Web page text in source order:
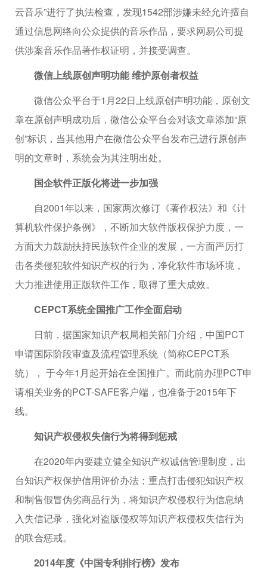
云音乐”进行了执法检查，发现1542部涉嫌未经允许擅自
通过信息网络向公众提供的音乐作品，要求网易公司提
供涉案音乐作品著作权证明，并接受调查。
微信上线原创声明功能 维护原创者权益
微信公众平台于1月22日上线原创声明功能，原创文
章在原创声明成功后，微信公众平台会对该文章添加“原
创”标识，当其他用户在微信公众平台发布已进行原创声
明的文章时，系统会为其注明出处。
国企软件正版化将进一步加强
自2001年以来，国家两次修订《著作权法》和《计
算机软件保护条例》，不断加大软件版权保护力度，一
方面大力鼓励扶持民族软件企业的发展，一方面严厉打
击各类侵犯软件知识产权的行为，净化软件市场环境，
大力推进使用正版软件工作，取得了重大成效。
CEPCT系统全国推广工作全面启动
日前，据国家知识产权局相关部门介绍，中国PCT
申请国际阶段审查及流程管理系统（简称CEPCT系
统）， 于今年1月起开始在全国推广。而此前办理PCT申
请相关业务的PCT-SAFE客户端，也准备于2015年下
线。
知识产权侵权失信行为将得到惩戒
在2020年内要建立健全知识产权诚信管理制度，出
台知识产权保护信用评价办法；重点打击侵犯知识产权
和制售假冒伪劣商品行为，将知识产权侵权行为信息纳
入失信记录，强化对盗版侵权等知识产权侵权失信行为
的联合惩戒。
2014年度《中国专利排行榜》发布